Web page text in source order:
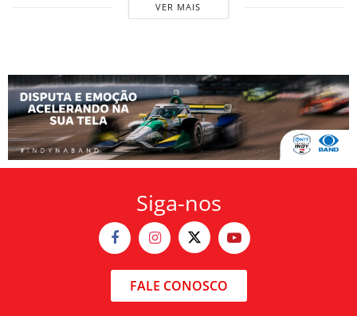
VER MAIS
Siga-nos
FALE CONOSCO